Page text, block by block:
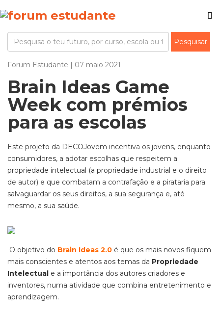
Forum Estudante | 07 maio 2021
Brain Ideas Game
Week com prémios
para as escolas
Este projeto da DECOJovem incentiva os jovens, enquanto
consumidores, a adotar escolhas que respeitem a
propriedade intelectual (a propriedade industrial e o direito
de autor) e que combatam a contrafação e a pirataria para
salvaguardar os seus direitos, a sua segurança e, até
mesmo, a sua saúde.
O objetivo do Brain Ideas 2.0 é que os mais novos fiquem
mais conscientes e atentos aos temas da Propriedade
Intelectual e a importância dos autores criadores e
inventores, numa atividade que combina entretenimento e
aprendizagem.